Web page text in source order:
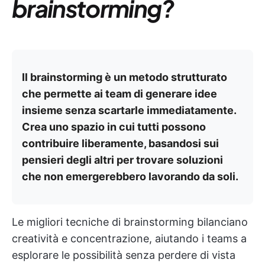
brainstorming?
Il brainstorming è un metodo strutturato
che permette ai team di generare idee
insieme senza scartarle immediatamente.
Crea uno spazio in cui tutti possono
contribuire liberamente, basandosi sui
pensieri degli altri per trovare soluzioni
che non emergerebbero lavorando da soli.
Le migliori tecniche di brainstorming bilanciano
creatività e concentrazione, aiutando i teams a
esplorare le possibilità senza perdere di vista